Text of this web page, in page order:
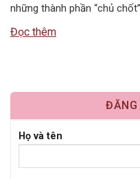
những thành phần “chủ
nhất vẫn là băn…
Đọc thêm
ĐĂNG
Họ và tên